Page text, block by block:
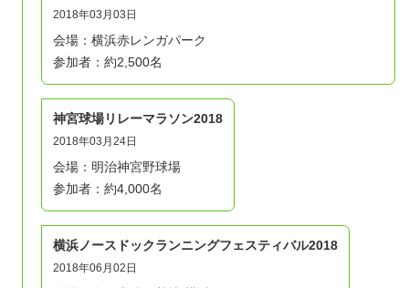
2018年03月03日
会場：横浜赤レンガパーク
参加者：約2,500名
神宮球場リレーマラソン2018
2018年03月24日
会場：明治神宮野球場
参加者：約4,000名
横浜ノースドックランニングフェスティバル2018
2018年06月02日